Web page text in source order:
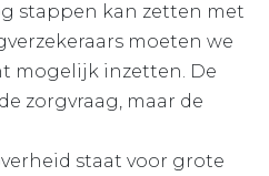
stappen kan zetten met
moeten we
mogelijk inzetten. De
zorgvraag, maar de
staat voor grote